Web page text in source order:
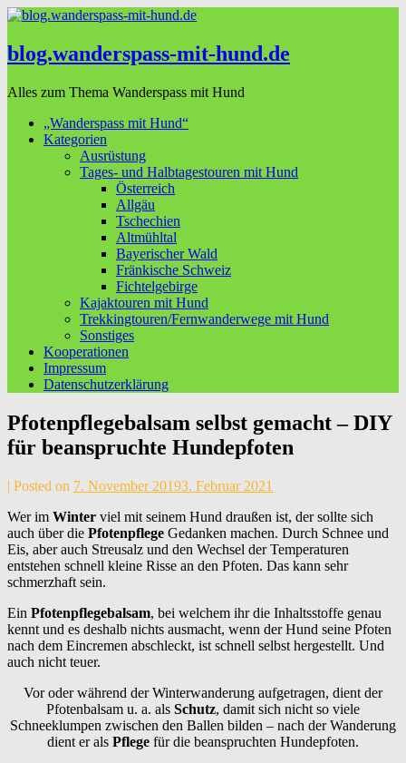
blog.wanderspass-mit-hund.de
Alles zum Thema Wanderspass mit Hund
„Wanderspass mit Hund“
Kategorien
Ausrüstung
Tages- und Halbtagestouren mit Hund
Österreich
Allgäu
Tschechien
Altmühltal
Bayerischer Wald
Fränkische Schweiz
Fichtelgebirge
Kajaktouren mit Hund
Trekkingtouren/Fernwanderwege mit Hund
Sonstiges
Kooperationen
Impressum
Datenschutzerklärung
Pfotenpflegebalsam selbst gemacht – DIY
für beanspruchte Hundepfoten
by
Maier
| Posted on 7. November 20193. Februar 2021
Wer im Winter viel mit seinem Hund draußen ist, der sollte sich
auch über die Pfotenpflege Gedanken machen. Durch Schnee und
Eis, aber auch Streusalz und den Wechsel der Temperaturen
entstehen schnell kleine Risse an den Pfoten. Das kann sehr
schmerzhaft sein.
Ein Pfotenpflegebalsam, bei welchem ihr die Inhaltsstoffe genau
kennt und es deshalb nichts ausmacht, wenn der Hund seine Pfoten
nach dem Eincremen abschleckt, ist schnell selbst hergestellt. Und
auch nicht teuer.
Vor oder während der Winterwanderung aufgetragen, dient der
Pfotenbalsam u. a. als Schutz, damit sich nicht so viele
Schneeklumpen zwischen den Ballen bilden – nach der Wanderung
dient er als Pflege für die beanspruchten Hundepfoten.